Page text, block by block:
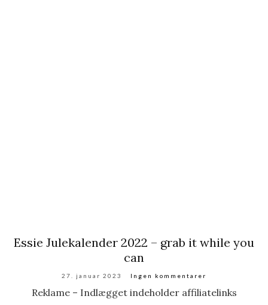
Essie Julekalender 2022 – grab it while you
can
27. januar 2023 Ingen kommentarer
Reklame – Indlægget indeholder affiliatelinks